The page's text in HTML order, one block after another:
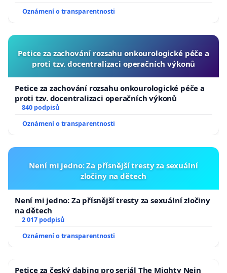
Oznámení o transparentnosti
Petice za zachování rozsahu onkourologické péče a
proti tzv. docentralizaci operačních výkonů
Petice za zachování rozsahu onkourologické péče a
proti tzv. docentralizaci operačních výkonů
840 podpisů
Oznámení o transparentnosti
Není mi jedno: Za přísnější tresty za sexuální
zločiny na dětech
Není mi jedno: Za přísnější tresty za sexuální zločiny
na dětech
2 017 podpisů
Oznámení o transparentnosti
Petice za český dabing pro seriál The Mighty Nein